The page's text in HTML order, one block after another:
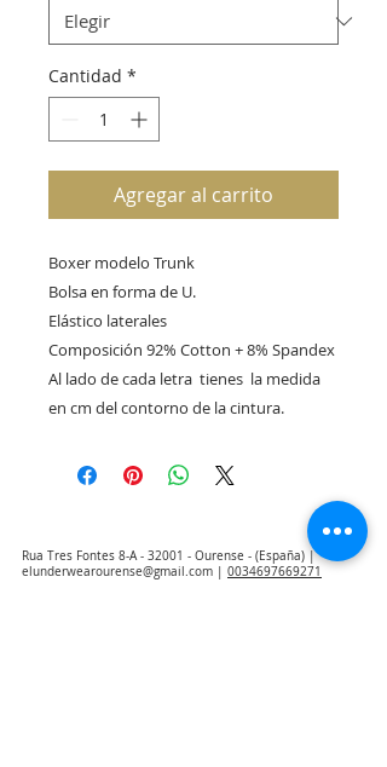
Cantidad *
Agregar al carrito
Boxer modelo Trunk
Bolsa en forma de U.
Elástico laterales
Composición 92% Cotton + 8% Spandex
Al lado de cada letra  tienes  la medida
en cm del contorno de la cintura.
Rua Tres Fontes 8-A - 32001 - Ourense - (España) |
elunderwearourense@gmail.com
0034697669271